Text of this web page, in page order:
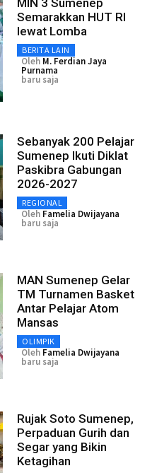
Semarakkan HUT RI
lewat Lomba
BERITA LAIN
Oleh M. Ferdian Jaya
Purnama
baru saja
Sebanyak 200 Pelajar
Sumenep Ikuti Diklat
Paskibra Gabungan
2026-2027
REGIONAL
Oleh Famelia Dwijayana
baru saja
MAN Sumenep Gelar
TM Turnamen Basket
Antar Pelajar Atom
Mansas
OLIMPIK
Oleh Famelia Dwijayana
baru saja
Rujak Soto Sumenep,
Perpaduan Gurih dan
Segar yang Bikin
Ketagihan